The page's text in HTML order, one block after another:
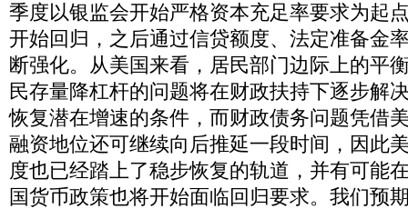
季度以银监会开始严格资本充足率要求为起
开始回归，之后通过信贷额度、法定准备金
断强化。从美国来看，居民部门边际上的平
民存量降杠杆的问题将在财政扶持下逐步解
恢复潜在增速的条件，而财政债务问题凭借
融资地位还可继续向后推延一段时间，因此
度也已经踏上了稳步恢复的轨道，并有可能
国货币政策也将开始面临回归要求。我们预